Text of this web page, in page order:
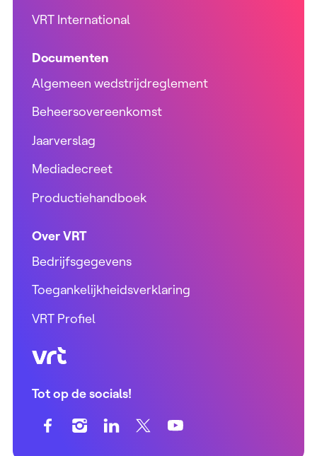
VRT International
Documenten
Algemeen wedstrijdreglement
Beheersovereenkomst
Jaarverslag
Mediadecreet
Productiehandboek
Over VRT
Bedrijfsgegevens
Toegankelijkheidsverklaring
VRT Profiel
VRT (home)
Tot op de socials!